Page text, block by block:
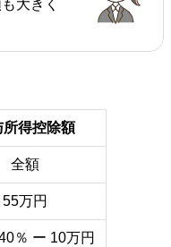
大きく
所得控除額
全額
55万円
％ ー 10万円